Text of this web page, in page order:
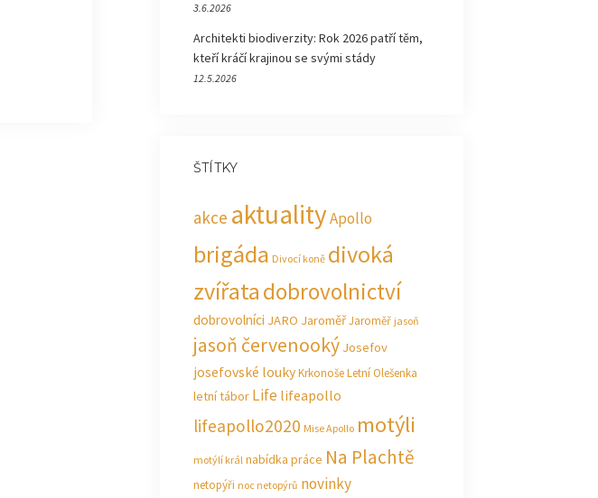
3.6.2026
Architekti biodiverzity: Rok 2026 patří těm,
kteří kráčí krajinou se svými stády
12.5.2026
ŠTÍTKY
akce aktualityApollo
brigáda Divocí koně divoká
zvířatadobrovolnictví
dobrovolníci JARO JaroměřJaroměř jasoň
jasoň červenooký Josefov
josefovské loukyKrkonošeLetní Olešenka
letní tábor Life lifeapollo
lifeapollo2020 Mise Apollo motýli
motýlí král nabídka práce Na Plachtě
netopýři noc netopýrů novinky